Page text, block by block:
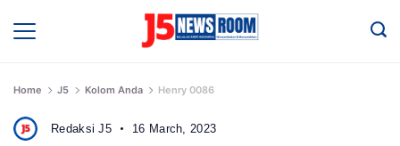
Home J5 Kolom Anda Henry 0086
Redaksi J5 16 March, 2023